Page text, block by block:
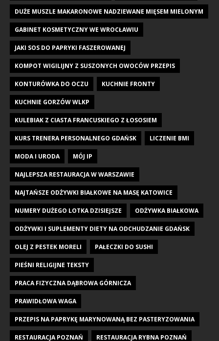
DUŻE MUSZLE MAKARONOWE NADZIEWANE MIĘSEM MIELONYM
GABINET KOSMETYCZNY WE WROCŁAWIU
JAKI SOS DO PAPRYKI FASZEROWANEJ
KOMPOT WIGILIJNY Z SUSZONYCH OWOCÓW PRZEPIS
KONTURÓWKA DO OCZU KUCHNIE FRONTY
KUCHNIE GORZÓW WLKP
KULEBIAK Z CIASTA FRANCUSKIEGO Z ŁOSOSIEM
KURS TRENERA PERSONALNEGO GDAŃSK LICZENIE BMI
MODA I URODA MÓJ IP
NAJLEPSZA RESTAURACJA W WARSZAWIE
NAJTAŃSZE ODŻYWKI BIAŁKOWE NA MASĘ KATOWICE
NUMERY DUŻEGO LOTKA DZISIEJSZE ODŻYWKA BIAŁKOWA
ODŻYWKI I SUPLEMENTY DIETY NA ODCHUDZANIE GDAŃSK
OLEJ Z PESTEK MORELI PAŁECZKI DO SUSHI
PIEŚNI RELIGIJNE TEKSTY
PRACA FIZYCZNA DĄBROWA GÓRNICZA
PRAWIDŁOWA WAGA
PRZEPIS NA PAPRYKĘ MARYNOWANĄ BEZ PASTERYZOWANIA
RESTAURACJA POZNAŃ RESTAURACJA RYBNA POZNAŃ